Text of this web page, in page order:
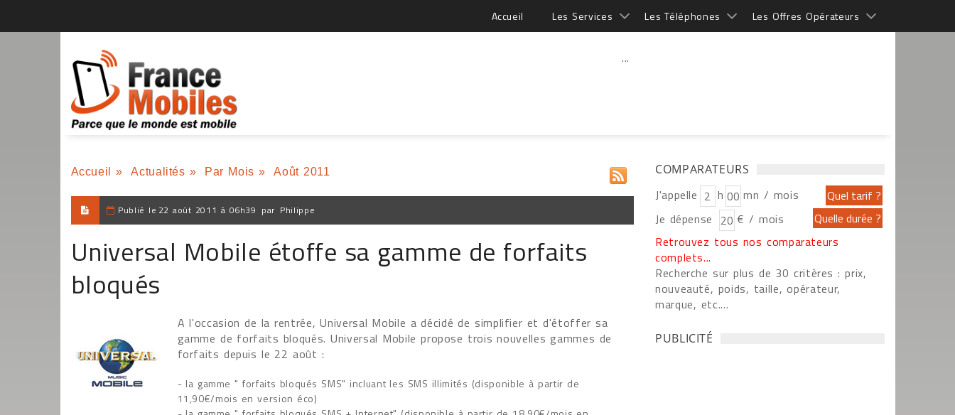
Accueil Les Services Les Téléphones Les Offres Opérateurs
...
Accueil » Actualités » Par Mois » Août 2011
Publié le 22 août 2011 à 06h39 par Philippe
Universal Mobile étoffe sa gamme de forfaits
bloqués
A l'occasion de la rentrée, Universal Mobile a décidé de simplifier et d'étoffer sa
gamme de forfaits bloqués. Universal Mobile propose trois nouvelles gammes de
forfaits depuis le 22 août :
- la gamme " forfaits bloqués SMS" incluant les SMS illimités (disponible à partir de
11,90€/mois en version éco)
COMPARATEURS
J'appelle h
mn / mois
Je dépense
€ / mois
Retrouvez tous nos comparateurs
complets...
Recherche sur plus de 30 critères : prix,
nouveauté, poids, taille, opérateur,
marque, etc....
PUBLICITÉ